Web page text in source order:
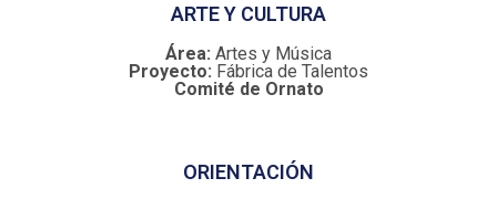
ARTE Y CULTURA
Área: Artes y Música
Proyecto: Fábrica de Talentos
Comité de Ornato
ORIENTACIÓN